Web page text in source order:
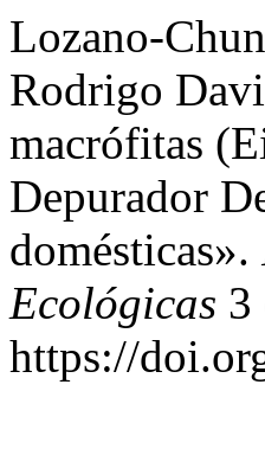
Lozano-
Rodrigo
macrófitas
Depurador
domésticas».
Ecológicas 3
https://